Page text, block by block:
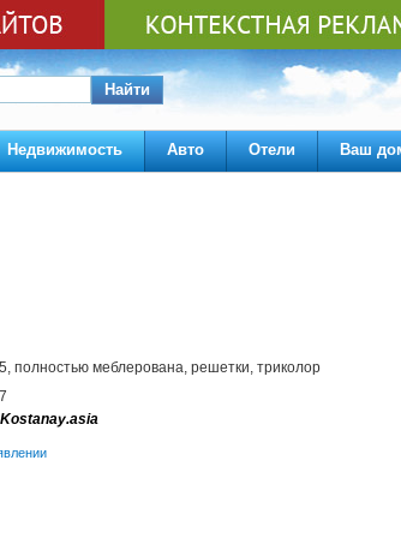
Найти
Недвижимость Авто Отели Ваш
полностью меблерована, решетки, триколор